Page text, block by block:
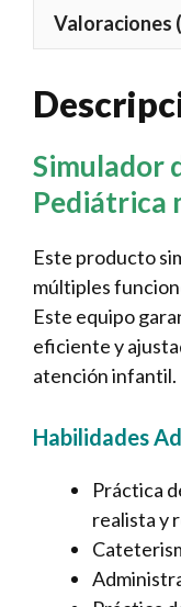
Valoraciones
Simulador
Pediátrica
Este producto
múltiples
Este equipo
eficiente y
atención infantil.
Habilidades
Práctica
realista y